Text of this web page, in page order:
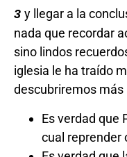
3 y llegar a la
nada que recordar
sino lindos
iglesia le ha traído
descubriremos más
Es verdad que
cual reprender